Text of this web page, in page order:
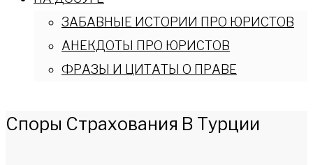
ЗАБАВНЫЕ ИСТОРИИ ПРО ЮРИСТОВ
АНЕКДОТЫ ПРО ЮРИСТОВ
ФРАЗЫ И ЦИТАТЫ О ПРАВЕ
Споры Страхования В Турции